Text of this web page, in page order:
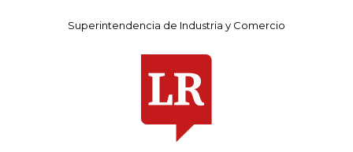
Superintendencia de Industria y Comercio